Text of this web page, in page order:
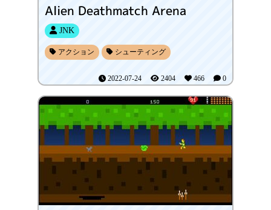
Alien Deathmatch Arena
JNK
アクション シューティング
2022-07-24 2404 466 0